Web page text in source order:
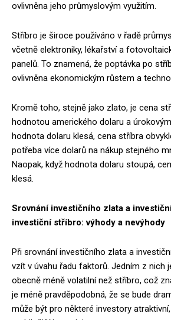
ovlivněna jeho průmyslovým využitím.
Stříbro je široce používáno v řadě
včetně elektroniky, lékařství a
panelů. To znamená, že poptávka po
ovlivněna ekonomickým růstem a
Kromě toho, stejně jako zlato, je cena
hodnotou amerického dolaru a
hodnota dolaru klesá, cena stříbra
potřeba více dolarů na nákup stejného
Naopak, když hodnota dolaru stoupá,
klesá.
Srovnání investičního zlata a
investiční stříbro: výhody a nevýhody
Při srovnání investičního zlata a
vzít v úvahu řadu faktorů. Jedním z nich
obecně méně volatilní než stříbro, což
je méně pravděpodobná, že se bude
může být pro některé investory